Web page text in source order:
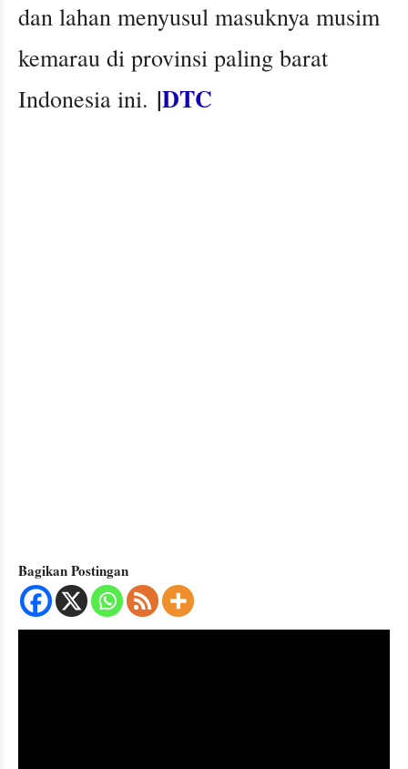
dan lahan menyusul masuknya musim
kemarau di provinsi paling barat
Indonesia ini. |DTC
Bagikan Postingan